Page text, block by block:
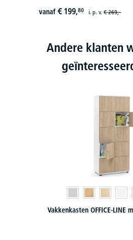
vanaf€ 199,80 i. p. v.€ 269,-
Andere klanten
Vakkenkasten OFFICE-LINE